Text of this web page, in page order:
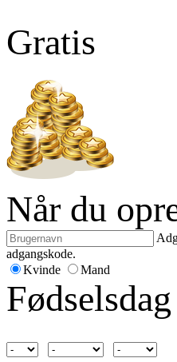
Gratis
Når du
adgangskode.
Kvinde
Mand
Fødselsdag